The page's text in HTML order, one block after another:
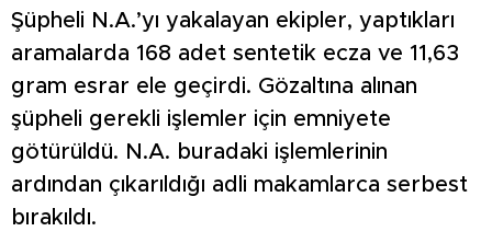
Şüpheli N.A.’yı yakalayan ekipler, yaptıkları
aramalarda 168 adet sentetik ecza ve 11,63
gram esrar ele geçirdi. Gözaltına alınan
şüpheli gerekli işlemler için emniyete
götürüldü. N.A. buradaki işlemlerinin
ardından çıkarıldığı adli makamlarca serbest
bırakıldı.